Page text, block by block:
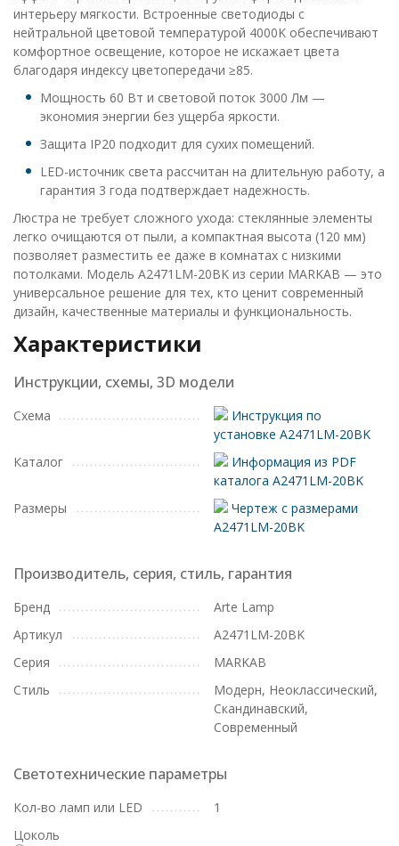
интерьеру мягкости. Встроенные светодиоды с
нейтральной цветовой температурой 4000K обеспечивают
комфортное освещение, которое не искажает цвета
благодаря индексу цветопередачи ≥85.
Мощность 60 Вт и световой поток 3000 Лм —
экономия энергии без ущерба яркости.
Защита IP20 подходит для сухих помещений.
LED-источник света рассчитан на длительную работу, а
гарантия 3 года подтверждает надежность.
Люстра не требует сложного ухода: стеклянные элементы
легко очищаются от пыли, а компактная высота (120 мм)
позволяет разместить ее даже в комнатах с низкими
потолками. Модель A2471LM-20BK из серии MARKAB — это
универсальное решение для тех, кто ценит современный
дизайн, качественные материалы и функциональность.
Характеристики
Инструкции, схемы, 3D модели
Схема
Инструкция по
установке A2471LM-20BK
Каталог
Информация из PDF
каталога A2471LM-20BK
Размеры
Чертеж с размерами
A2471LM-20BK
Производитель, серия, стиль, гарантия
Бренд
Arte Lamp
Артикул
A2471LM-20BK
Серия
MARKAB
Стиль
Модерн, Неоклассический,
Скандинавский,
Современный
Светотехнические параметры
Кол-во ламп или LED
1
Цоколь